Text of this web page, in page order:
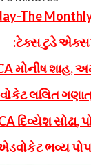
The
:ટેક્સ ટુડે
મોનીષ શાહ,
લલિત
દિવ્યેશ સોઢા,
ભવ્ય